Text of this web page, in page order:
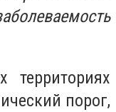
территориях
порог,